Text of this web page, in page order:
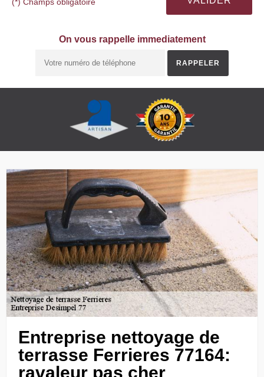
On vous rappelle immediatement
Entreprise nettoyage de
terrasse Ferrieres 77164:
ravaleur pas cher